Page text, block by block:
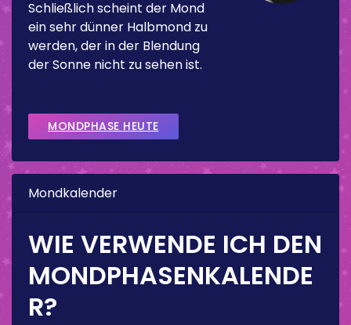
Schließlich scheint der Mond
ein sehr dünner Halbmond zu
werden, der in der Blendung
der Sonne nicht zu sehen ist.
MONDPHASE HEUTE
Mondkalender
WIE VERWENDE ICH DEN
MONDPHASENKALENDE
R?